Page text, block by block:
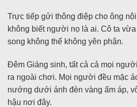
Trực tiếp gửi thông điệp cho ông
không biết người nọ là ai. Cô ta
song không thể không yên phận.
Đêm Giáng sinh, tất cả cả mọi
ra ngoài chơi. Mọi người đều mặc
nướng dưới ánh đèn vàng ấm áp,
hậu nơi đây.